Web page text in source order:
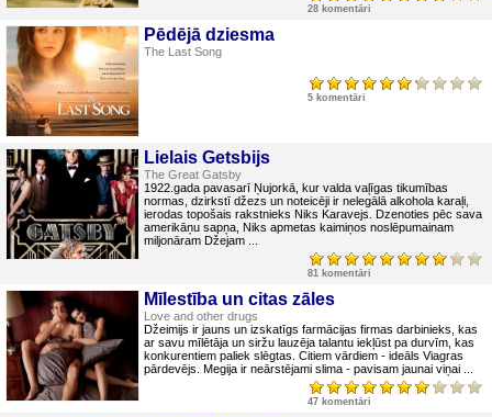
28 komentāri
Pēdējā dziesma
The Last Song
5 komentāri
Lielais Getsbijs
The Great Gatsby
1922.gada pavasarī Ņujorkā, kur valda vaļīgas tikumības
normas, dzirkstī džezs un noteicēji ir nelegālā alkohola karaļi,
ierodas topošais rakstnieks Niks Karavejs. Dzenoties pēc sava
amerikāņu sapņa, Niks apmetas kaimiņos noslēpumainam
miljonāram Džejam ...
81 komentāri
Mīlestība un citas zāles
Love and other drugs
Džeimijs ir jauns un izskatīgs farmācijas firmas darbinieks, kas
ar savu mīlētāja un siržu lauzēja talantu iekļūst pa durvīm, kas
konkurentiem paliek slēgtas. Citiem vārdiem - ideāls Viagras
pārdevējs. Megija ir neārstējami slima - pavisam jaunai viņai ...
47 komentāri